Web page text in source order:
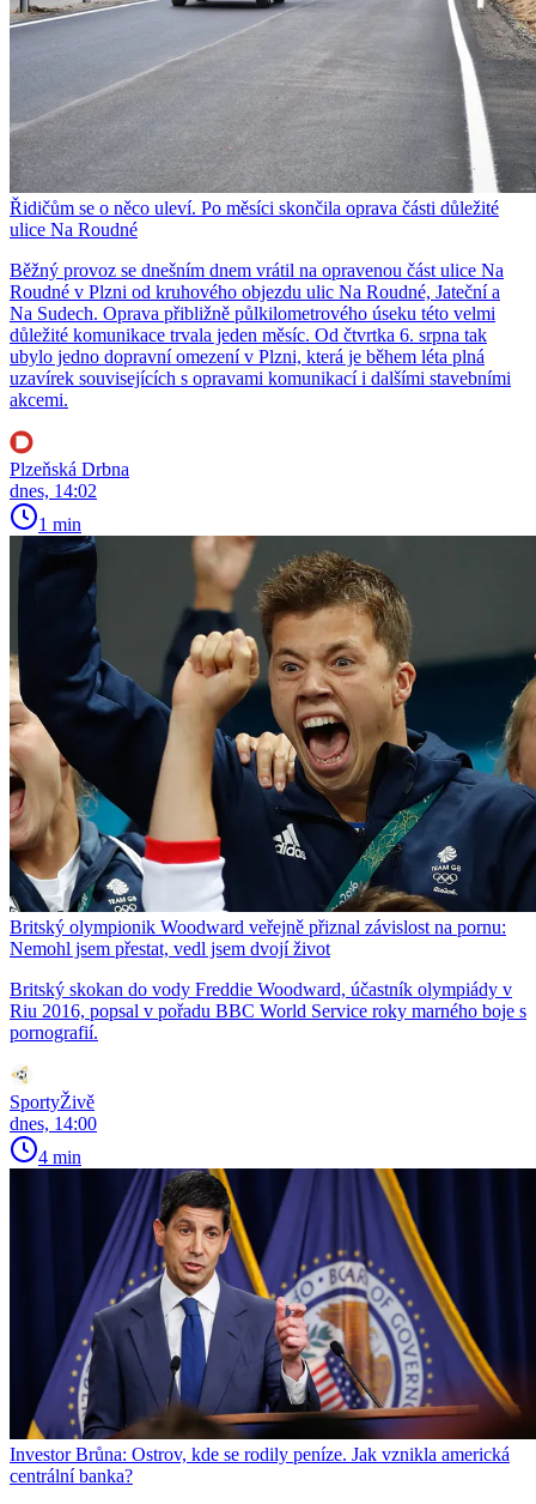
Řidičům se o něco uleví. Po měsíci skončila oprava části důležité
ulice Na Roudné
Běžný provoz se dnešním dnem vrátil na opravenou část ulice Na
Roudné v Plzni od kruhového objezdu ulic Na Roudné, Jateční a
Na Sudech. Oprava přibližně půlkilometrového úseku této velmi
důležité komunikace trvala jeden měsíc. Od čtvrtka 6. srpna tak
ubylo jedno dopravní omezení v Plzni, která je během léta plná
uzavírek souvisejících s opravami komunikací i dalšími stavebními
akcemi.
Plzeňská Drbna
dnes, 14:02
1 min
Britský olympionik Woodward veřejně přiznal závislost na pornu:
Nemohl jsem přestat, vedl jsem dvojí život
Britský skokan do vody Freddie Woodward, účastník olympiády v
Riu 2016, popsal v pořadu BBC World Service roky marného boje s
pornografií.
SportyŽivě
dnes, 14:00
4 min
Investor Brůna: Ostrov, kde se rodily peníze. Jak vznikla americká
centrální banka?